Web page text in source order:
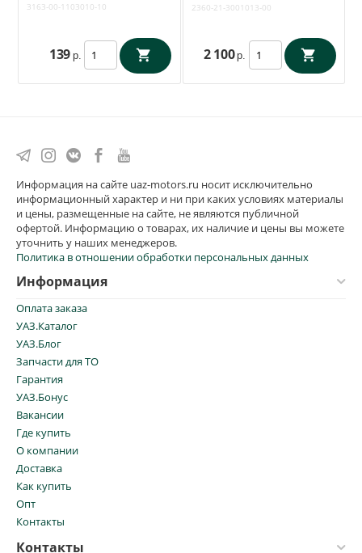
3163-00-1103010-10
139 р.
/ Бийск) 2360-21-3001013-00
2360-21-3001013-00
2 100 р.
Информация на сайте uaz-motors.ru носит исключительно
информационный характер и ни при каких условиях материалы
и цены, размещенные на сайте, не являются публичной
офертой. Информацию о товарах, их наличие и цены вы можете
уточнить у наших менеджеров.
Политика в отношении обработки персональных данных
Информация
Оплата заказа
УАЗ.Каталог
УАЗ.Блог
Запчасти для ТО
Гарантия
УАЗ.Бонус
Вакансии
Где купить
О компании
Доставка
Как купить
Опт
Контакты
Контакты